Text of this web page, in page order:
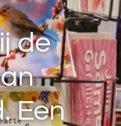
de
Een